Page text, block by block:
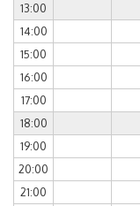
13:00
14:00
15:00
16:00
17:00
18:00
19:00
20:00
21:00